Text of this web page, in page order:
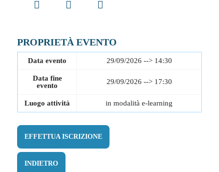
Facebook Twitter
PROPRIETÀ EVENTO
Data evento 29/09/2026 --> 14:30
Data fine
evento
29/09/2026 --> 17:30
Luogo attività in modalità e-learning
EFFETTUA ISCRIZIONE
INDIETRO